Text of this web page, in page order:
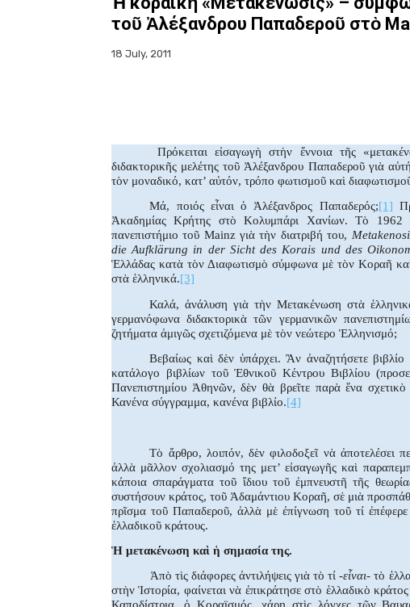
τοῦ Ἀλέξανδρου Παπαδεροῦ στὸ
18 July, 2011
Πρόκειται εἰσαγωγὴ στὴν ἔννοια τῆς
διδακτορικῆς μελέτης τοῦ Ἀλέξανδρου Παπαδεροῦ γιὰ
τὸν μοναδικό, κατ’ αὐτόν, τρόπο φωτισμοῦ καὶ
Μά, ποιός εἶναι ὁ Ἀλέξανδρος Παπαδερός;[1]
Ἀκαδημίας Κρήτης στὸ Κολυμπάρι Χανίων. Τὸ 1962
πανεπιστήμιο τοῦ Mainzγιὰ τὴν διατριβή του,
die Aufklärung in der Sicht des Korais und des
Ἑλλάδας κατὰ τὸν Διαφωτισμὸ σύμφωνα μὲ τὸν Κοραῆ
στὰ ἑλληνικά.[3]
Καλά, ἀνάλυση γιὰ τὴν Μετακένωση στὰ
γερμανόφωνα διδακτορικὰ τῶν γερμανικῶν
ζητήματα ἀμιγῶς σχετιζόμενα μὲ τὸν νεώτερο Ἑλληνισμό;
Βεβαίως καὶ δὲν ὑπάρχει. Ἂν ἀναζητήσετε
κατάλογο βιβλίων τοῦ Ἐθνικοῦ Κέντρου Βιβλίου
Πανεπιστημίου Ἀθηνῶν, δὲν θὰ βρεῖτε παρὰ ἕνα
Κανένα σύγγραμμα, κανένα βιβλίο.[4]
Τὸ ἄρθρο, λοιπόν, δὲν φιλοδοξεῖ νὰ ἀποτελέσει
ἀλλὰ μᾶλλον σχολιασμό της μετ’ εἰσαγωγῆς καὶ
κάποια σπαράγματα τοῦ ἴδιου τοῦ ἐμπνευστῆ τῆς
συστήσουν κράτος, τοῦ Ἀδαμάντιου Κοραῆ, σὲ μιὰ
πρῖσμα τοῦ Παπαδεροῦ, ἀλλὰ μὲ ἐπίγνωση τοῦ τί
ἑλλαδικοῦ κράτους.
Ἡ μετακένωση καὶ ἡ σημασία της.
Ἀπὸ τὶς διάφορες ἀντιλήψεις γιὰ τὸ τί-εἶναι- τὸ
στὴν Ἱστορία, φαίνεται νὰ ἐπικράτησε στὸ ἑλλαδικὸ